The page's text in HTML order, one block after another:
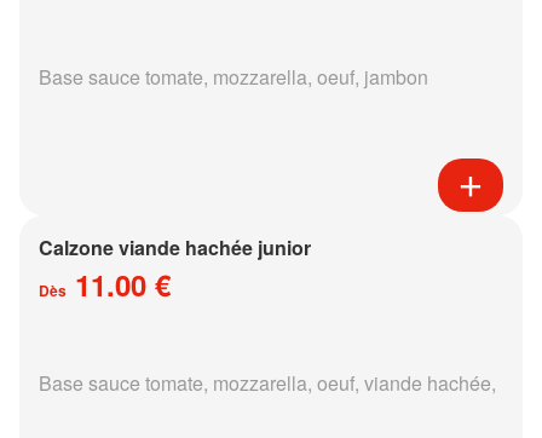
Base sauce tomate, mozzarella, oeuf, jambon
Calzone viande hachée junior
Dès 11.00 €
Base sauce tomate, mozzarella, oeuf, viande hachée,